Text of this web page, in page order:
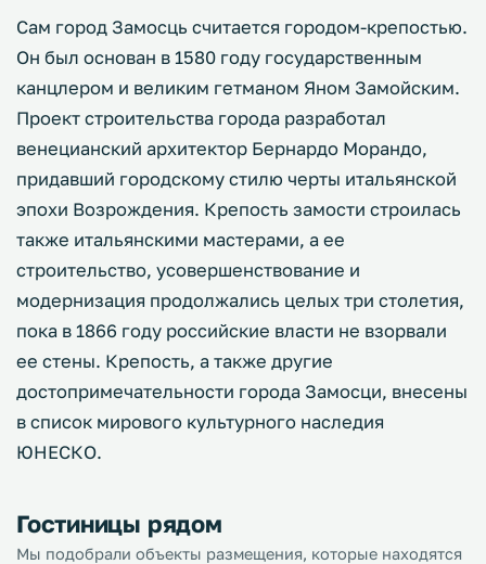
Сам город Замосць считается городом-крепостью.
Он был основан в 1580 году государственным
канцлером и великим гетманом Яном Замойским.
Проект строительства города разработал
венецианский архитектор Бернардо Морандо,
придавший городскому стилю черты итальянской
эпохи Возрождения. Крепость замости строилась
также итальянскими мастерами, а ее
строительство, усовершенствование и
модернизация продолжались целых три столетия,
пока в 1866 году российские власти не взорвали
ее стены. Крепость, а также другие
достопримечательности города Замосци, внесены
в список мирового культурного наследия
ЮНЕСКО.
Гостиницы рядом
Мы подобрали объекты размещения, которые находятся